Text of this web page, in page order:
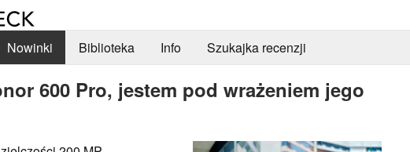
Nowinki Biblioteka Info Szukajka recenzji
600 Pro, jestem pod wrażeniem jego